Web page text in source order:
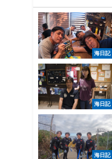
海日記
海日記
海日記